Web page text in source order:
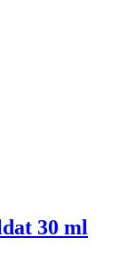
30 ml